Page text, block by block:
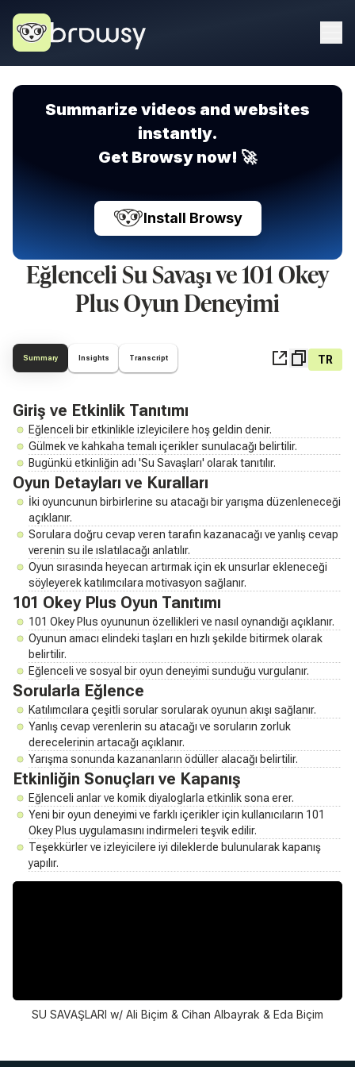
Summarize videos and websites
instantly.
Get Browsy now! 🚀
Install Browsy
Eğlenceli Su Savaşı ve 101 Okey
Plus Oyun Deneyimi
Summary Insights Transcript TR
Giriş ve Etkinlik Tanıtımı
Eğlenceli bir etkinlikle izleyicilere hoş geldin denir.
Gülmek ve kahkaha temalı içerikler sunulacağı belirtilir.
Bugünkü etkinliğin adı 'Su Savaşları' olarak tanıtılır.
Oyun Detayları ve Kuralları
İki oyuncunun birbirlerine su atacağı bir yarışma düzenleneceği
açıklanır.
Sorulara doğru cevap veren tarafın kazanacağı ve yanlış cevap
verenin su ile ıslatılacağı anlatılır.
Oyun sırasında heyecan artırmak için ek unsurlar ekleneceği
söyleyerek katılımcılara motivasyon sağlanır.
101 Okey Plus Oyun Tanıtımı
101 Okey Plus oyununun özellikleri ve nasıl oynandığı açıklanır.
Oyunun amacı elindeki taşları en hızlı şekilde bitirmek olarak
belirtilir.
Eğlenceli ve sosyal bir oyun deneyimi sunduğu vurgulanır.
Sorularla Eğlence
Katılımcılara çeşitli sorular sorularak oyunun akışı sağlanır.
Yanlış cevap verenlerin su atacağı ve soruların zorluk
derecelerinin artacağı açıklanır.
Yarışma sonunda kazananların ödüller alacağı belirtilir.
Etkinliğin Sonuçları ve Kapanış
Eğlenceli anlar ve komik diyaloglarla etkinlik sona erer.
Yeni bir oyun deneyimi ve farklı içerikler için kullanıcıların 101
Okey Plus uygulamasını indirmeleri teşvik edilir.
Teşekkürler ve izleyicilere iyi dileklerde bulunularak kapanış
yapılır.
SU SAVAŞLARI w/ Ali Biçim & Cihan Albayrak & Eda Biçim